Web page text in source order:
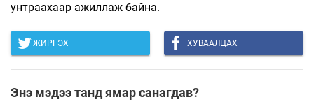
унтраахаар ажиллаж байна.
ЖИРГЭХ ХУВААЛЦАХ
Энэ мэдээ танд ямар санагдав?